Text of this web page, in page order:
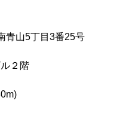
青山5丁目3番25号
２階